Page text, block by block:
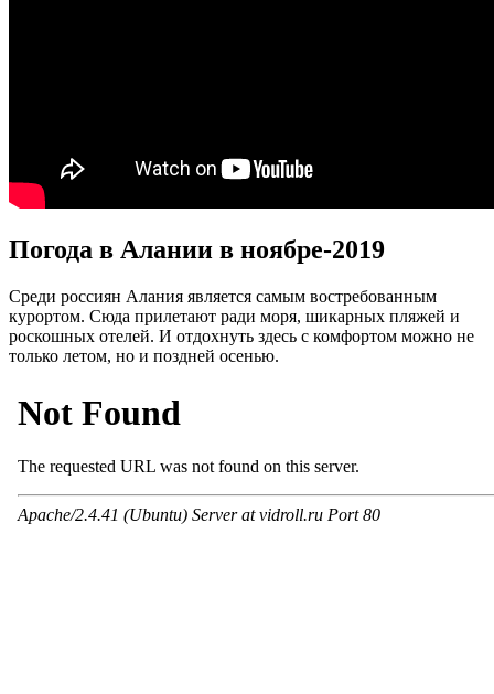
Погода в Алании в ноябре-2019
Среди россиян Алания является самым востребованным
курортом. Сюда прилетают ради моря, шикарных пляжей и
роскошных отелей. И отдохнуть здесь с комфортом можно не
только летом, но и поздней осенью.